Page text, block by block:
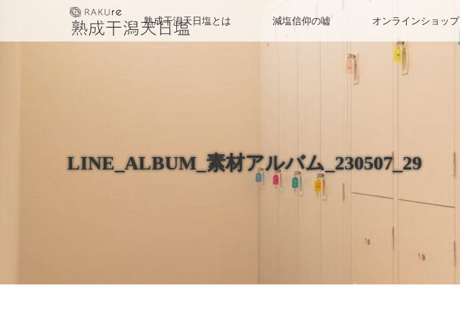
熟成干潟天日塩とは 減塩信仰の嘘 オンラインショップ
LINE_ALBUM_素材アルバム_230507_29